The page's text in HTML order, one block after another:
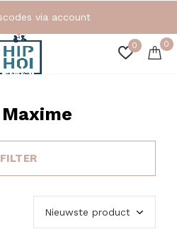
0 0
via account
FILTER